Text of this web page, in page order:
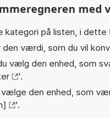
med
kategori på listen, i
værdi, som du vil
vælg den enhed, som
'.
vælge den enhed, som
'.